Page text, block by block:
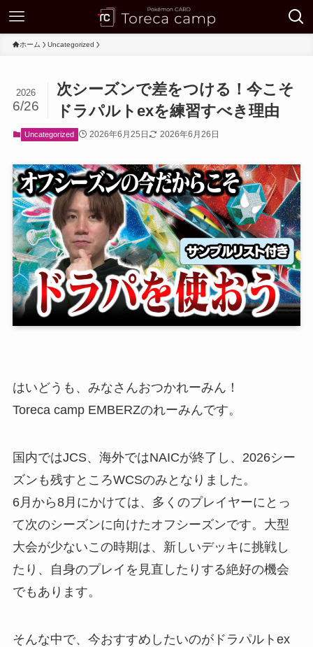
ホーム Uncategorized
次シーズンで差をつける！今こそ
ドラパルトexを練習すべき理由
2026
6/26
Uncategorized 2026年6月25日 2026年6月26日
はいどうも、みなさんおつかれーみん！
Toreca camp EMBERZのれーみんです。
国内ではJCS、海外ではNAICが終了し、2026シー
ズンも残すところWCSのみとなりました。
6月から8月にかけては、多くのプレイヤーにとっ
て次のシーズンに向けたオフシーズンです。大型
大会が少ないこの時期は、新しいデッキに挑戦し
たり、自身のプレイを見直したりする絶好の機会
でもあります。
そんな中で、今おすすめしたいのがドラパルトex